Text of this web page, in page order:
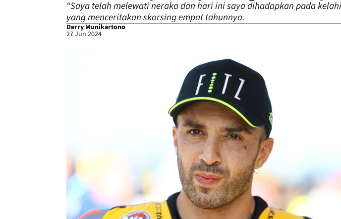
“Saya telah melewati neraka dan hari ini saya dihadapkan pada
yang menceritakan skorsing empat tahunnya.
Derry Munikartono
27 Jun 2024